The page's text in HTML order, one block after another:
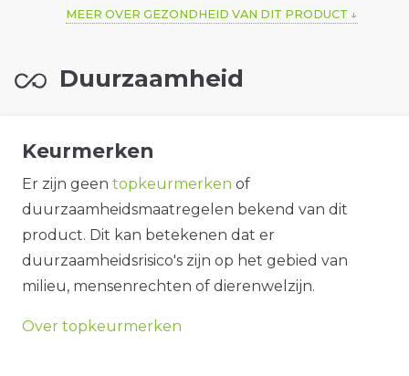
MEER OVER GEZONDHEID VAN DIT PRODUCT
Duurzaamheid
Keurmerken
Er zijn geen topkeurmerken of
duurzaamheidsmaatregelen bekend van dit
product. Dit kan betekenen dat er
duurzaamheidsrisico's zijn op het gebied van
milieu, mensenrechten of dierenwelzijn.
Over topkeurmerken